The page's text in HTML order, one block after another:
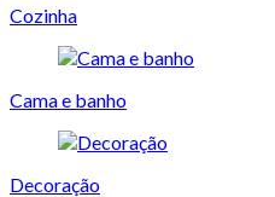
Cozinha
Cama e banho
Decoração